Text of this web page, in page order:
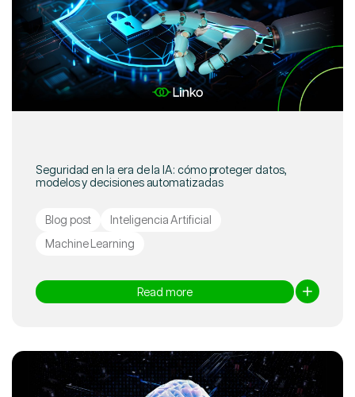
Seguridad en la era de la IA: cómo proteger datos,
modelos y decisiones automatizadas
Blog post
Inteligencia Artificial
Machine Learning
Read more